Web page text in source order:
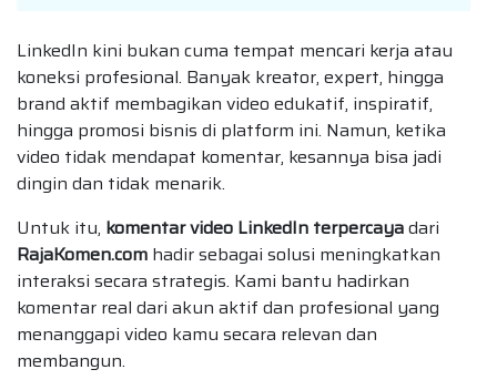
LinkedIn kini bukan cuma tempat mencari kerja atau
koneksi profesional. Banyak kreator, expert, hingga
brand aktif membagikan video edukatif, inspiratif,
hingga promosi bisnis di platform ini. Namun, ketika
video tidak mendapat komentar, kesannya bisa jadi
dingin dan tidak menarik.
Untuk itu, komentar video LinkedIn terpercayadari
RajaKomen.com hadir sebagai solusi meningkatkan
interaksi secara strategis. Kami bantu hadirkan
komentar real dari akun aktif dan profesional yang
menanggapi video kamu secara relevan dan
membangun.